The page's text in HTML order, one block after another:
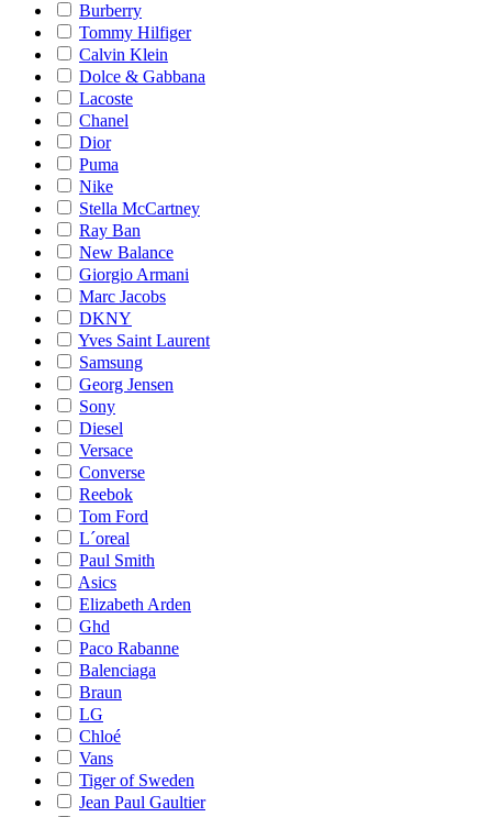
Burberry
Tommy Hilfiger
Calvin Klein
Dolce & Gabbana
Lacoste
Chanel
Dior
Puma
Nike
Stella McCartney
Ray Ban
New Balance
Giorgio Armani
Marc Jacobs
DKNY
Yves Saint Laurent
Samsung
Georg Jensen
Sony
Diesel
Versace
Converse
Reebok
Tom Ford
L´oreal
Paul Smith
Asics
Elizabeth Arden
Ghd
Paco Rabanne
Balenciaga
Braun
LG
Chloé
Vans
Tiger of Sweden
Jean Paul Gaultier